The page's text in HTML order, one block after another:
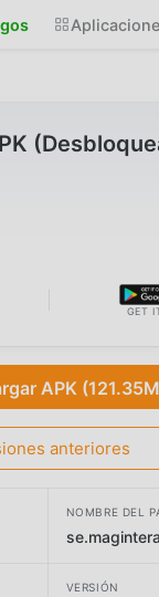
GET
APK
anteriores
NOMBRE DEL
VERSIÓN